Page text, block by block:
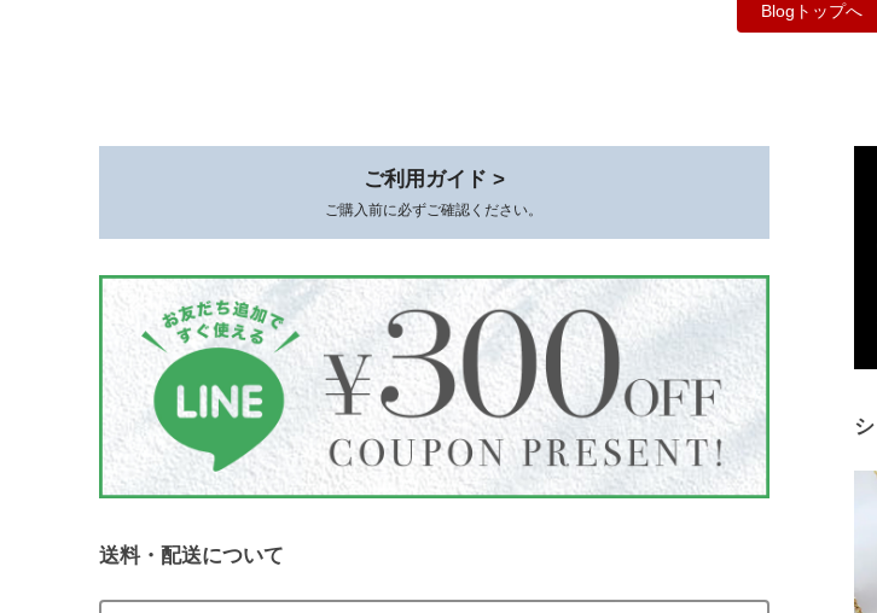
Blogトップへ
ご利用ガイド >
ご購入前に必ずご確認ください。
送料・配送について